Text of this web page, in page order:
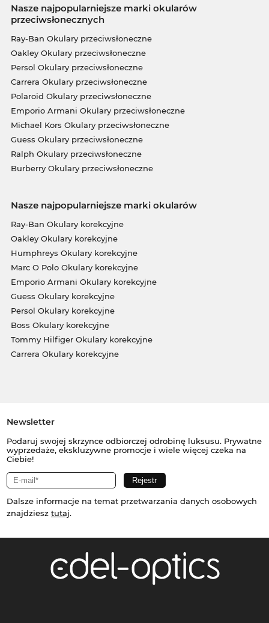
Nasze najpopularniejsze marki okularów
przeciwsłonecznych
Ray-Ban Okulary przeciwsłoneczne
Oakley Okulary przeciwsłoneczne
Persol Okulary przeciwsłoneczne
Carrera Okulary przeciwsłoneczne
Polaroid Okulary przeciwsłoneczne
Emporio Armani Okulary przeciwsłoneczne
Michael Kors Okulary przeciwsłoneczne
Guess Okulary przeciwsłoneczne
Ralph Okulary przeciwsłoneczne
Burberry Okulary przeciwsłoneczne
Nasze najpopularniejsze marki okularów
Ray-Ban Okulary korekcyjne
Oakley Okulary korekcyjne
Humphreys Okulary korekcyjne
Marc O Polo Okulary korekcyjne
Emporio Armani Okulary korekcyjne
Guess Okulary korekcyjne
Persol Okulary korekcyjne
Boss Okulary korekcyjne
Tommy Hilfiger Okulary korekcyjne
Carrera Okulary korekcyjne
Newsletter
Podaruj swojej skrzynce odbiorczej odrobinę luksusu. Prywatne
wyprzedaże, ekskluzywne promocje i wiele więcej czeka na
Ciebie!
Dalsze informacje na temat przetwarzania danych osobowych
znajdziesz tutaj.